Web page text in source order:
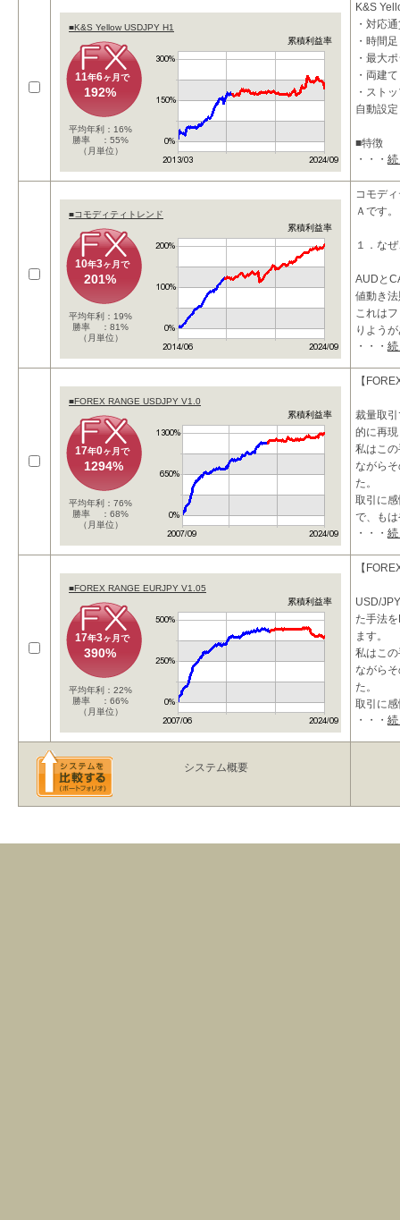
■K&S Yellow USDJPY H1
累積利益率
11年6ヶ月で
192%
平均年利：16%
勝率 ：55%
（月単位）
K&S
・対応
・時間
・最大
・両建
・スト
自動設定
■特徴
・レン
・勝率
・・・
■コモディティトレンド
累積利益率
10年3ヶ月で
201%
平均年利：19%
勝率 ：81%
（月単位）
コモデ
Ａです。
１．な
AUDと
値動き
これは
りよう
普遍的
・・・
■FOREX RANGE USDJPY V1.0
累積利益率
17年0ヶ月で
1294%
平均年利：76%
勝率 ：68%
（月単位）
【
裁量取
的に再
私はこ
ながら
た。
取引に
で、も
・・・
■FOREX RANGE EURJPY V1.05
累積利益率
17年3ヶ月で
390%
平均年利：22%
勝率 ：66%
（月単位）
【
USD/
た手法
ます。
私はこ
ながら
た。
取引に
で、も
・・・
システム概要